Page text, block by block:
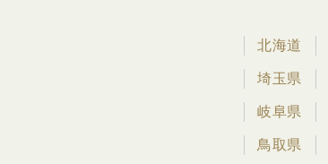
北海道
埼玉県
岐阜県
鳥取県